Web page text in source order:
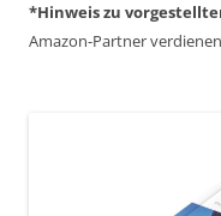
*Hinweis zu
Amazon-Partner